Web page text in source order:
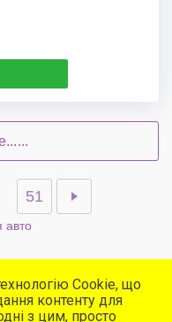
51
Cookie, що
контенту для
з цим, просто